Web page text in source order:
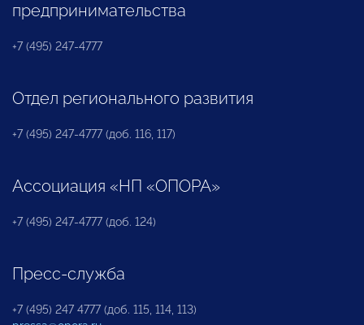
предпринимательства
+7 (495) 247-4777
Отдел регионального развития
+7 (495) 247-4777 (доб. 116, 117)
Ассоциация «НП «ОПОРА»
+7 (495) 247-4777 (доб. 124)
Пресс-служба
+7 (495) 247 4777 (доб. 115, 114, 113)